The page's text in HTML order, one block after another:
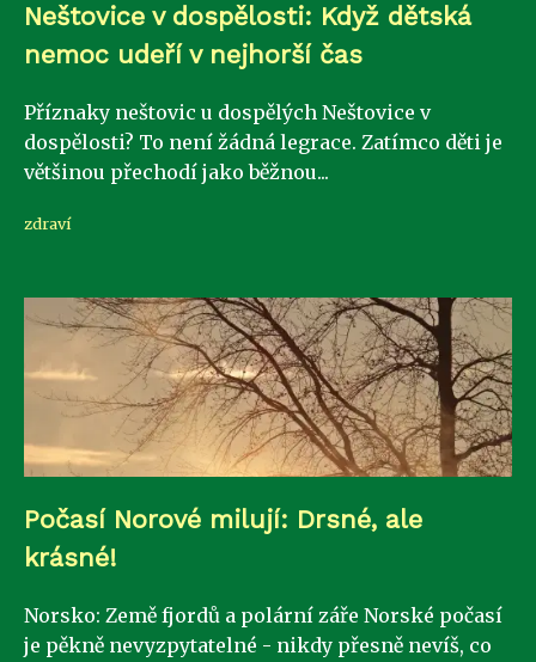
Neštovice v dospělosti: Když dětská
nemoc udeří v nejhorší čas
Příznaky neštovic u dospělých Neštovice v
dospělosti? To není žádná legrace. Zatímco děti je
většinou přechodí jako běžnou...
zdraví
Počasí Norové milují: Drsné, ale
krásné!
Norsko: Země fjordů a polární záře Norské počasí
je pěkně nevyzpytatelné - nikdy přesně nevíš, co